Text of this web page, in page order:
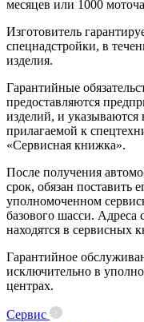
месяцев или 1000
Изготовитель
спецнадстройки, в
изделия.
Гарантийные
предоставляются
изделий, и указываются
прилагаемой к
«Сервисная книжка».
После получения
срок, обязан поставить
уполномоченном
базового шасси. Адреса
находятся в сервисных
Гарантийное
исключительно в
центрах.
Сервис